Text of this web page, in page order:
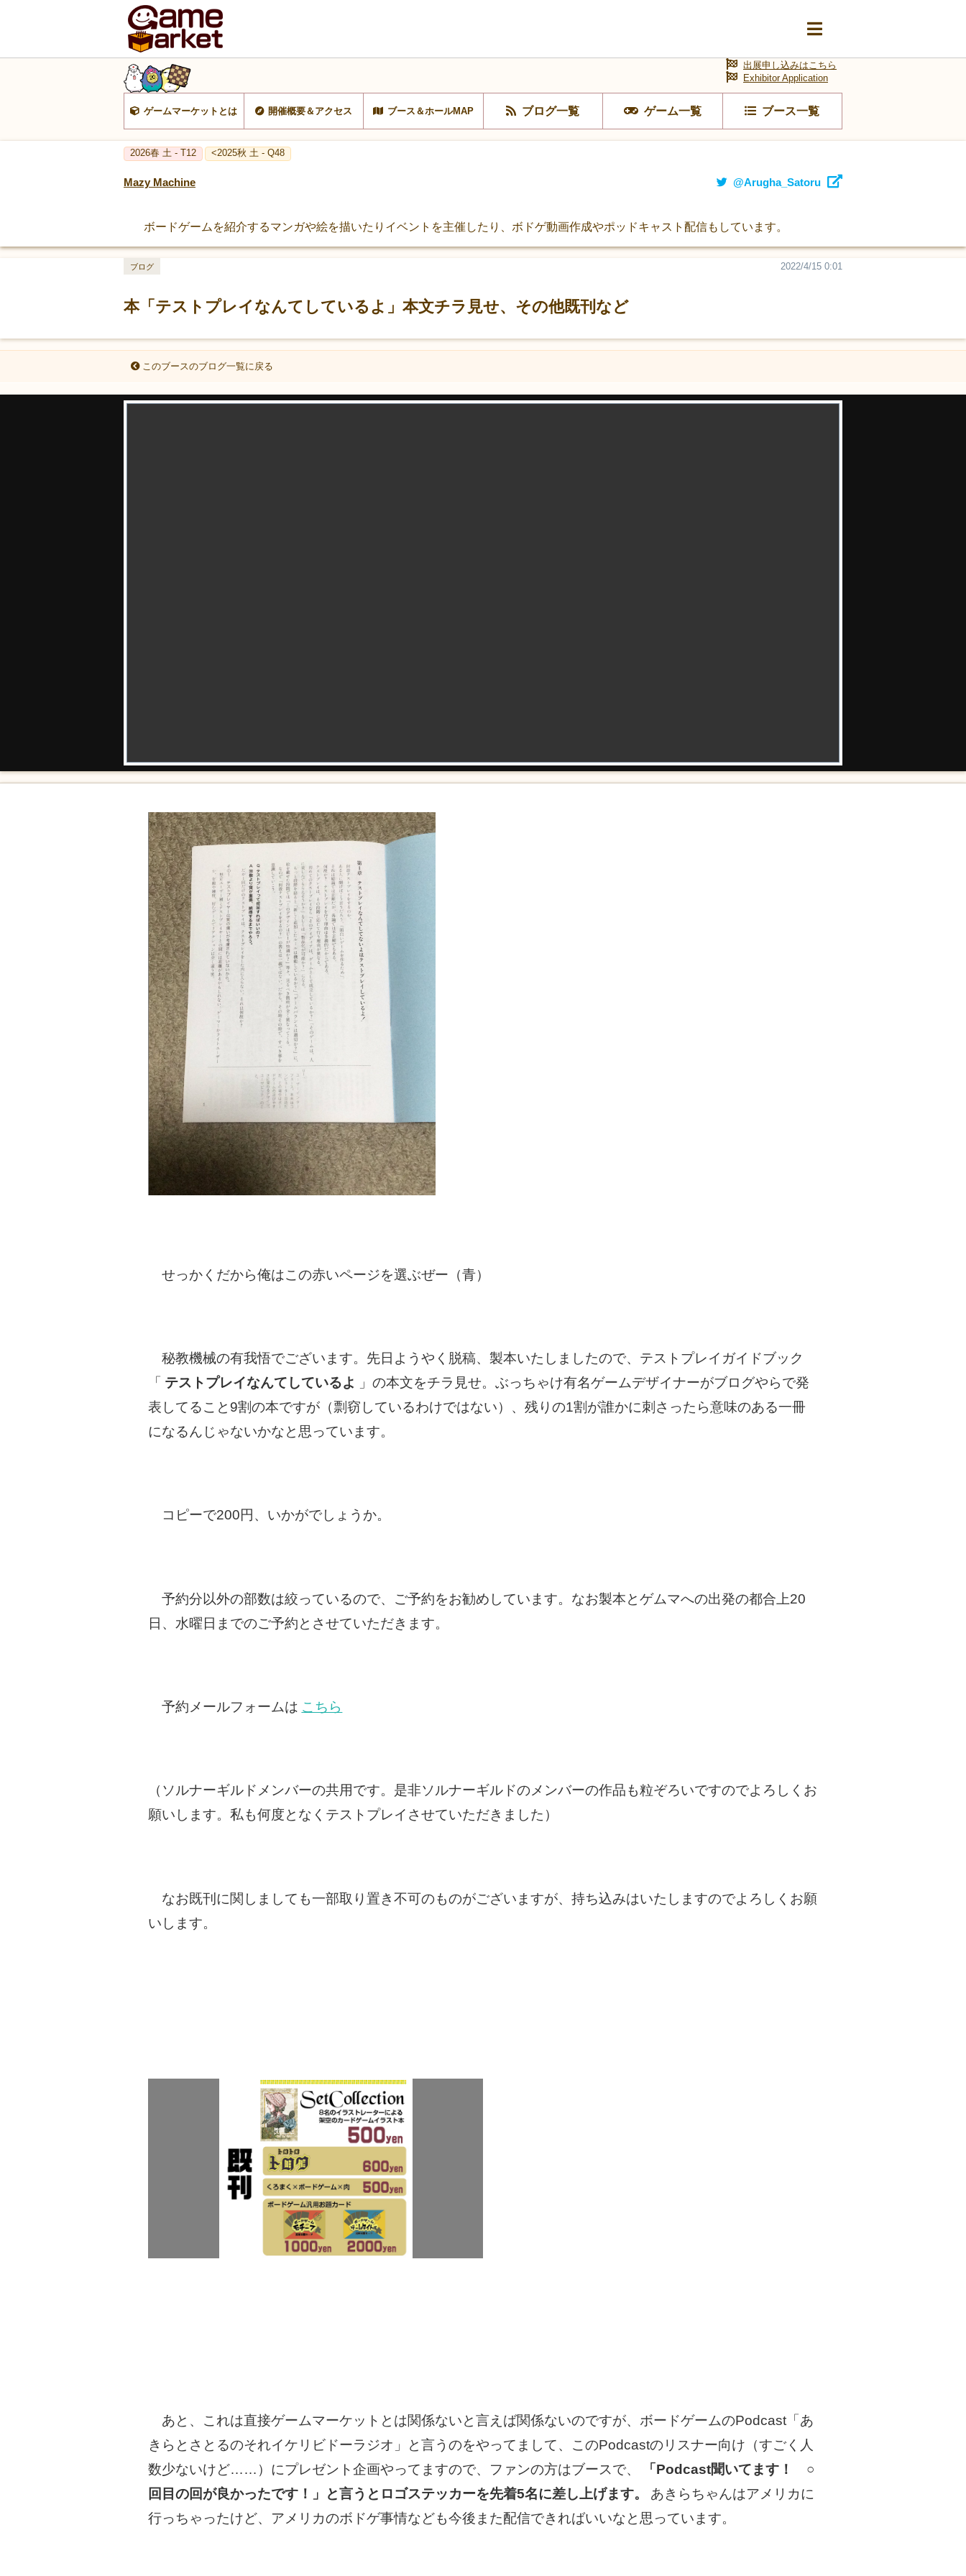
ゲームマーケットとは 開催概要＆アクセス ブース＆ホールMAP ブログ一覧 ゲーム一覧 ブース一覧
出展申し込みはこちら
Exhibitor Application
2026春 土 - T12 <2025秋 土 - Q48
Mazy Machine @Arugha_Satoru
ボードゲームを紹介するマンガや絵を描いたりイベントを主催したり、ボドゲ動画作成やポッドキャスト配信もしています。
本「テストプレイなんてしているよ」本文チラ見せ、その他既刊など
2022/4/15 0:01
ブログ
このブースのブログ一覧に戻る
せっかくだから俺はこの赤いページを選ぶぜー（青）
秘教機械の有我悟でございます。先日ようやく脱稿、製本いたしましたので、テストプレイガイドブック
「 テストプレイなんてしているよ
」の本文をチラ見せ。ぶっちゃけ有名ゲームデザイナーがブログやらで発
表してること9割の本ですが（剽窃しているわけではない）、残りの1割が誰かに刺さったら意味のある一冊
になるんじゃないかなと思っています。
コピーで200円、いかがでしょうか。
予約分以外の部数は絞っているので、ご予約をお勧めしています。なお製本とゲムマへの出発の都合上20
日、水曜日までのご予約とさせていただきます。
予約メールフォームは こちら
（ソルナーギルドメンバーの共用です。是非ソルナーギルドのメンバーの作品も粒ぞろいですのでよろしくお
願いします。私も何度となくテストプレイさせていただきました）
なお既刊に関しましても一部取り置き不可のものがございますが、持ち込みはいたしますのでよろしくお願
いします。
あと、これは直接ゲームマーケットとは関係ないと言えば関係ないのですが、ボードゲームのPodcast「あ
きらとさとるのそれイケリビドーラジオ」と言うのをやってまして、このPodcastのリスナー向け（すごく人
数少ないけど……）にプレゼント企画やってますので、ファンの方はブースで、
「Podcast聞いてます！ ○
回目の回が良かったです！」と言うとロゴステッカーを先着5名に差し上げます。
あきらちゃんはアメリカに
行っちゃったけど、アメリカのボドゲ事情なども今後また配信できればいいなと思っています。